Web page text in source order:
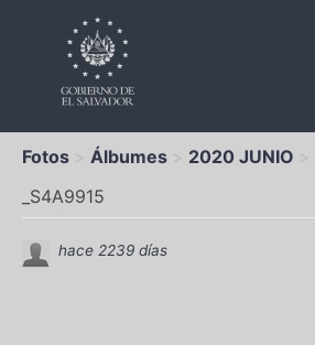
Fotos Álbumes 2020 JUNIO
_S4A9915
hace 2239 días